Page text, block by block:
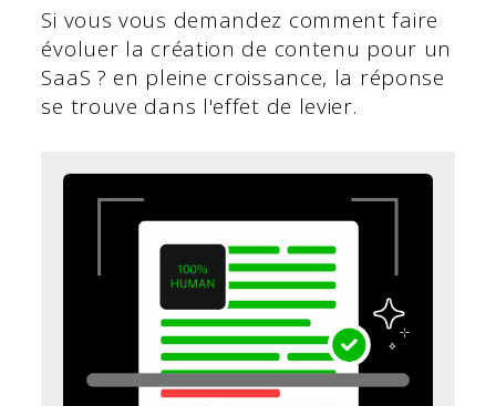
Si vous vous demandez comment faire
évoluer la création de contenu pour un
SaaS ? en pleine croissance, la réponse
se trouve dans l'effet de levier.